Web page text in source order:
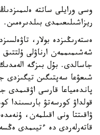
وسى ورايلى ساتتە
ريزاشىلىعىمدى بىلدىرەمىن.
ەستەرىڭىزدە بولار،
شەشىمىممەن ارناۋلى ۇلتتىق
جاسالدى. بۇل بىزگە
شىعۋعا سەپتىگىن تيگىزدى
پاندەمياعا قارسى
قولداۋ كورسەتۋ بارىسىندا
ۋاقىتتا ونى اقىلمەن،
قاتەرلەردى دە ءتيىمدى